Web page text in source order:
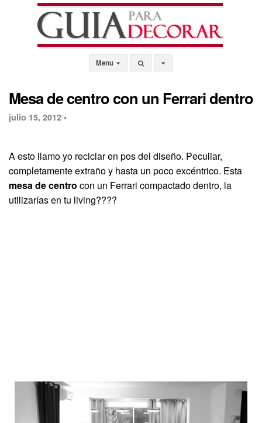
Menu
Mesa de centro con un Ferrari dentro
julio 15, 2012 •
A esto llamo yo reciclar en pos del diseño. Peculiar,
completamente extraño y hasta un poco excéntrico. Esta
mesa de centro con un Ferrari compactado dentro, la
utilizarías en tu living????